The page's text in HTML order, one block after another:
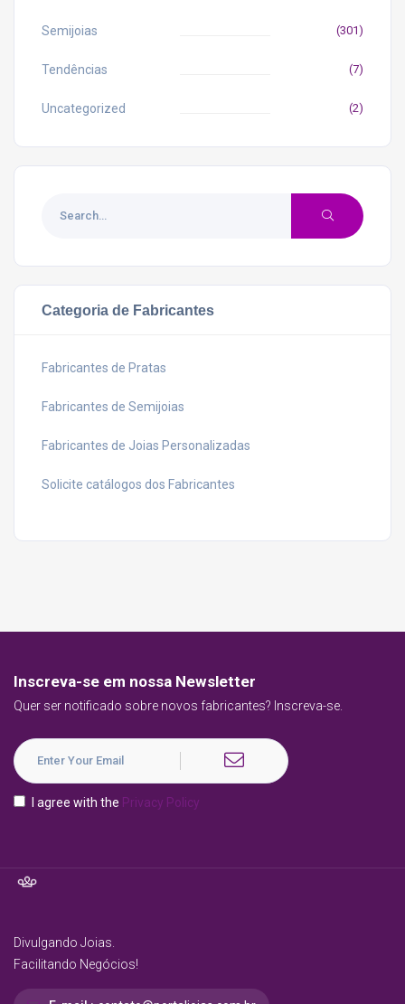
Semijoias (301)
Tendências (7)
Uncategorized (2)
Categoria de Fabricantes
Fabricantes de Pratas
Fabricantes de Semijoias
Fabricantes de Joias Personalizadas
Solicite catálogos dos Fabricantes
Inscreva-se em nossa Newsletter
Quer ser notificado sobre novos fabricantes? Inscreva-se.
I agree with the Privacy Policy
Divulgando Joias.
Facilitando Negócios!